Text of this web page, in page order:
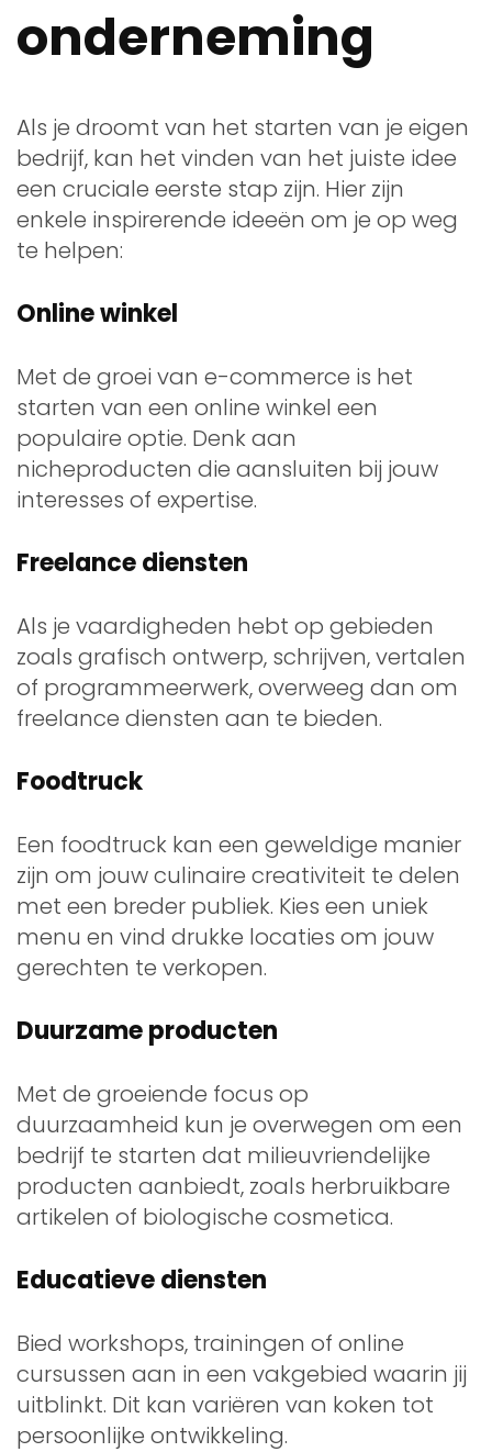
onderneming
Als je droomt van het starten van je eigen
bedrijf, kan het vinden van het juiste idee
een cruciale eerste stap zijn. Hier zijn
enkele inspirerende ideeën om je op weg
te helpen:
Online winkel
Met de groei van e-commerce is het
starten van een online winkel een
populaire optie. Denk aan
nicheproducten die aansluiten bij jouw
interesses of expertise.
Freelance diensten
Als je vaardigheden hebt op gebieden
zoals grafisch ontwerp, schrijven, vertalen
of programmeerwerk, overweeg dan om
freelance diensten aan te bieden.
Foodtruck
Een foodtruck kan een geweldige manier
zijn om jouw culinaire creativiteit te delen
met een breder publiek. Kies een uniek
menu en vind drukke locaties om jouw
gerechten te verkopen.
Duurzame producten
Met de groeiende focus op
duurzaamheid kun je overwegen om een
bedrijf te starten dat milieuvriendelijke
producten aanbiedt, zoals herbruikbare
artikelen of biologische cosmetica.
Educatieve diensten
Bied workshops, trainingen of online
cursussen aan in een vakgebied waarin jij
uitblinkt. Dit kan variëren van koken tot
persoonlijke ontwikkeling.